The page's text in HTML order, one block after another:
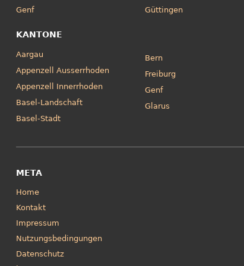
Genf
Güttingen
KANTONE
Aargau
Appenzell Ausserrhoden
Appenzell Innerrhoden
Basel-Landschaft
Basel-Stadt
Bern
Freiburg
Genf
Glarus
META
Home
Kontakt
Impressum
Nutzungsbedingungen
Datenschutz